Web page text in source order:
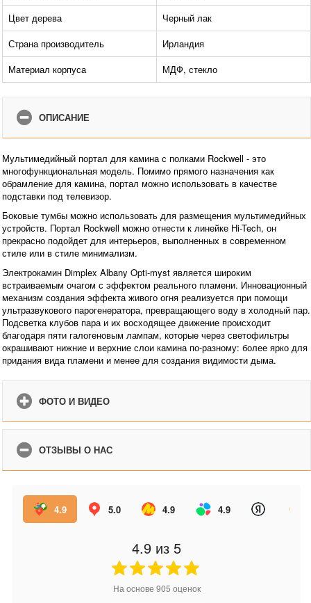
Цвет дерева
Черный лак
Страна производитель
Ирландия
Материал корпуса
МДФ, стекло
ОПИСАНИЕ
Мультимедийный портал для камина с полками Rockwell - это
многофункциональная модель. Помимо прямого назначения как
обрамление для камина, портал можно использовать в качестве
подставки под телевизор.
Боковые тумбы можно использовать для размещения мультимедийных
устройств. Портал Rockwell можно отнести к линейке Hi-Tech, он
прекрасно подойдет для интерьеров, выполненных в современном
стиле или в стиле минимализм.
Электрокамин Dimplex Albany Opti-myst является широким
встраиваемым очагом с эффектом реального пламени. Инновационный
механизм создания эффекта живого огня реализуется при помощи
ультразвукового парогенератора, превращающего воду в холодный пар.
Подсветка клубов пара и их восходящее движение происходит
благодаря пяти галогеновым лампам, которые через светофильтры
окрашивают нижние и верхние слои камина по-разному: более ярко для
придания вида пламени и менее для создания видимости дыма.
ФОТО И ВИДЕО
ОТЗЫВЫ О НАС
4.9 5.0 4.9 4.9
4.9 из 5
На основе 905 оценок